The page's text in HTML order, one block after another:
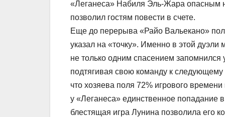
«Леганеса» Набиля Эль-Жара опасным
позволил гостям повести в счете.
Еще до перерыва «Райо Вальекано»
указал на «точку». Именно в этой
не только одним спасением
подтягивая свою команду к
что хозяева поля 72% игрового
у «Леганеса» единственное попадание
блестящая игра Лунина позволила его